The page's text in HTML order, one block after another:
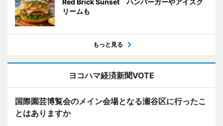
Red Brick Sunset ハンバーガーやアイスク
リームも
もっと見る
ヨコハマ経済新聞VOTE
国際園芸博覧会のメイン会場となる瀬谷区に行ったこ
とはありますか